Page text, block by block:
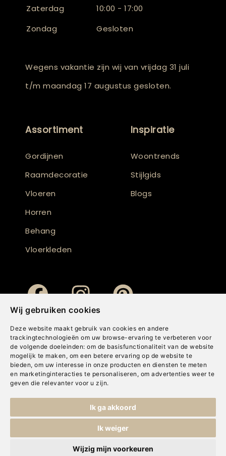
Wij gebruiken cookies
Deze website maakt gebruik van cookies en andere
trackingtechnologieën om uw browse-ervaring te verbeteren voor
de volgende doeleinden: om de basisfunctionaliteit van de website
mogelijk te maken , om een betere ervaring op de website te
bieden, om uw interesse in onze producten en diensten te meten
en marketinginteracties te personaliseren , om advertenties weer te
geven die relevanter voor u zijn.
Ik ga akkoord
Ik weiger
Wijzig mijn voorkeuren
Zaterdag
10:00 - 17:00
Zondag
Gesloten
Wegens vakantie zijn wij van vrijdag 31 juli
t/m maandag 17 augustus gesloten.
Assortiment
Gordijnen
Raamdecoratie
Vloeren
Horren
Behang
Vloerkleden
Inspiratie
Woontrends
Stijlgids
Blogs
Cookies